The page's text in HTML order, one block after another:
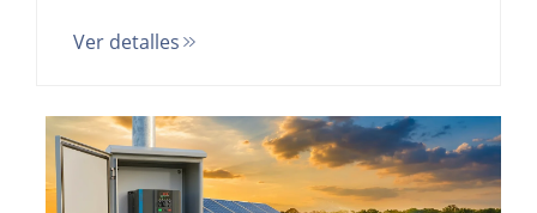
para las industrias de no tejidos, películas
fábrica.
Ver detalles